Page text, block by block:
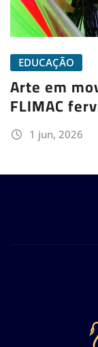
EDUCAÇÃO
Arte em
FLIMAC
1 jun, 2026